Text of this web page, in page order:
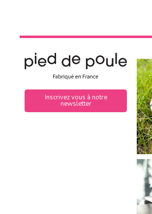
Inscrivez vous à notre
newsletter